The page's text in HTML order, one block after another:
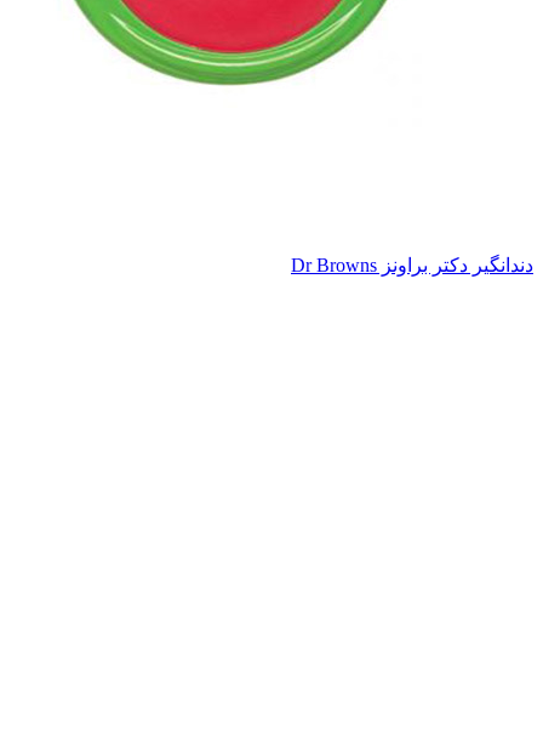
دندانگیر دکتر براونز Dr Browns